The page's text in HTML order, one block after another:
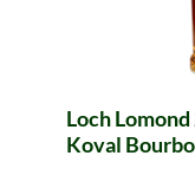
Loch
Koval